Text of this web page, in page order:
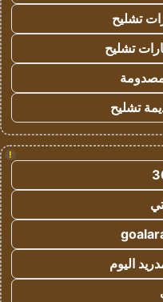
تشليح
تشليح
تشليح
!
اليوم